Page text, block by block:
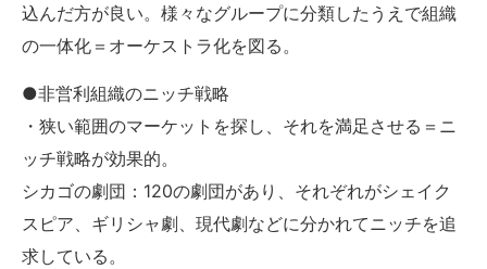
込んだ方が良い。様々なグループに分類したうえで組織
の一体化＝オーケストラ化を図る。
●非営利組織のニッチ戦略
・狭い範囲のマーケットを探し、それを満足させる＝ニ
ッチ戦略が効果的。
シカゴの劇団：120の劇団があり、それぞれがシェイク
スピア、ギリシャ劇、現代劇などに分かれてニッチを追
求している。